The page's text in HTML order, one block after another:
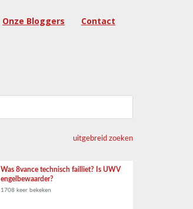
Onze Bloggers Contact
uitgebreid zoeken
Was 8vance technisch failliet? Is UWV
engelbewaarder?
1708 keer bekeken